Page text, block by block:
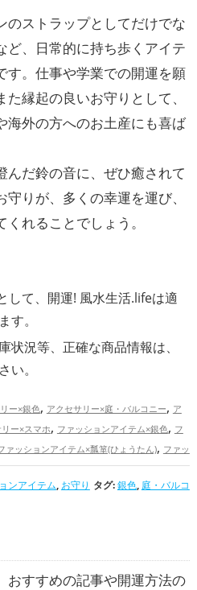
のストラップとしてだけでな
ど、日常的に持ち歩くアイテ
す。仕事や学業での開運を願
縁起の良いお守りとして、
海外の方へのお土産にも喜ば
んだ鈴の音に、ぜひ癒されて
りが、多くの幸運を運び、
れることでしょう。
て、開運! 風水生活.lifeは適
す。
状況等、正確な商品情報は、
い。
ー×銀色, アクセサリー×庭・バルコニー, ア
ー×スマホ, ファッションアイテム×銀色, フ
ァッションアイテム×瓢箪(ひょうたん), ファッ
守り×庭・バルコニー,お守り×瓢箪(ひょうた
ズ,庭・バルコニーの開運グッズ,瓢箪(ひょう
ンアイテム, お守り タグ:銀色,庭・バルコ
おすすめの記事や開運方法の